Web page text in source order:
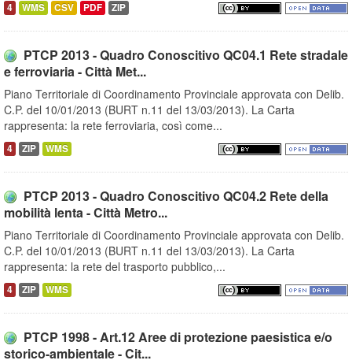
4 WMS CSV PDF ZIP
PTCP 2013 - Quadro Conoscitivo QC04.1 Rete stradale
e ferroviaria - Città Met...
Piano Territoriale di Coordinamento Provinciale approvata con Delib.
C.P. del 10/01/2013 (BURT n.11 del 13/03/2013). La Carta
rappresenta: la rete ferroviaria, così come...
4 ZIP WMS
PTCP 2013 - Quadro Conoscitivo QC04.2 Rete della
mobilità lenta - Città Metro...
Piano Territoriale di Coordinamento Provinciale approvata con Delib.
C.P. del 10/01/2013 (BURT n.11 del 13/03/2013). La Carta
rappresenta: la rete del trasporto pubblico,...
4 ZIP WMS
PTCP 1998 - Art.12 Aree di protezione paesistica e/o
storico-ambientale - Cit...